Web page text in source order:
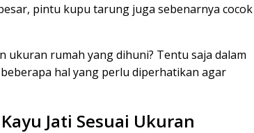
pintu kupu tarung juga sebenarnya cocok
rumah yang dihuni? Tentu saja dalam
hal yang perlu diperhatikan agar
Jati Sesuai Ukuran